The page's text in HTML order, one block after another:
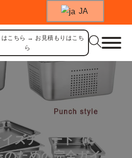
JA
はこちら → お見積もりはこち
ら
ズチャート（GNパ